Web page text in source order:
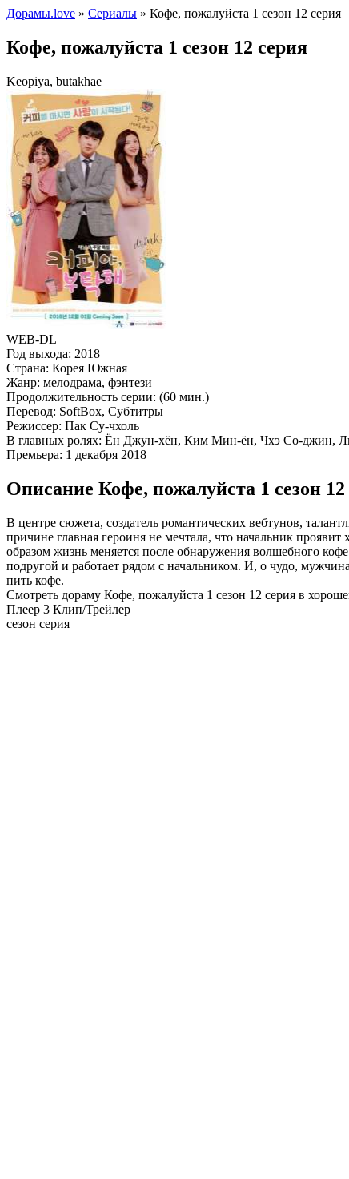
Дорамы.love » Сериалы » Кофе, пожалуйста 1 сезон 12 серия
Кофе, пожалуйста 1 сезон 12 серия
Keopiya, butakhae
WEB-DL
Год выхода: 2018
Страна: Корея Южная
Жанр: мелодрама, фэнтези
Продолжительность серии: (60 мин.)
Перевод: SoftBox, Субтитры
Режиссер: Пак Су-чхоль
В главных ролях: Ён Джун-хён, Ким Мин-ён, Чхэ Со-джин,
Премьера: 1 декабря 2018
Описание Кофе, пожалуйста 1 сезон 12
В центре сюжета, создатель романтических вебтунов,
причине главная героиня не мечтала, что начальник
образом жизнь меняется после обнаружения волшебного
подругой и работает рядом с начальником. И, о чудо,
пить кофе.
Смотреть дораму Кофе, пожалуйста 1 сезон 12 серия в
Плеер 3 Клип/Трейлер
сезон серия